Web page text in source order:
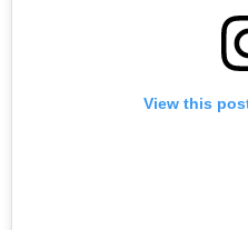
View this